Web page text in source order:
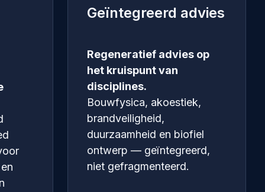
Geïntegreerd advies
Regeneratief advies op
het kruispunt van
disciplines.
Bouwfysica, akoestiek,
brandveiligheid,
duurzaamheid en biofiel
ontwerp — geïntegreerd,
niet gefragmenteerd.